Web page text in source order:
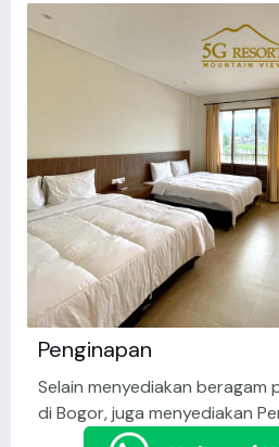
Penginapan
Selain menyediakan
di Bogor, juga menyediakan